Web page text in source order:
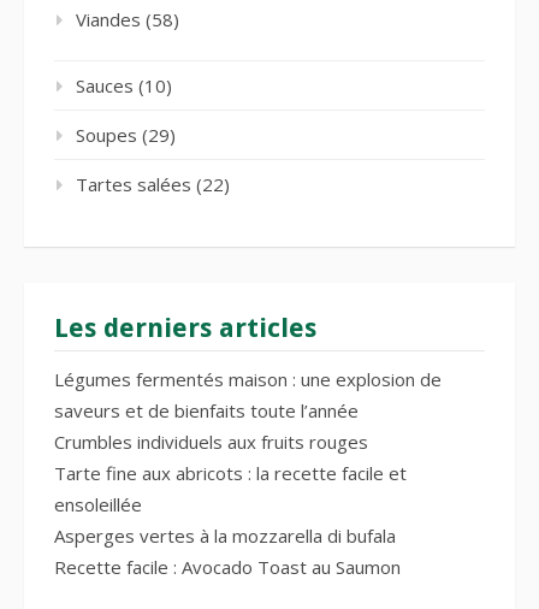
Viandes (58)
Sauces (10)
Soupes (29)
Tartes salées (22)
Les derniers articles
Légumes fermentés maison : une explosion de
saveurs et de bienfaits toute l’année
Crumbles individuels aux fruits rouges
Tarte fine aux abricots : la recette facile et
ensoleillée
Asperges vertes à la mozzarella di bufala
Recette facile : Avocado Toast au Saumon